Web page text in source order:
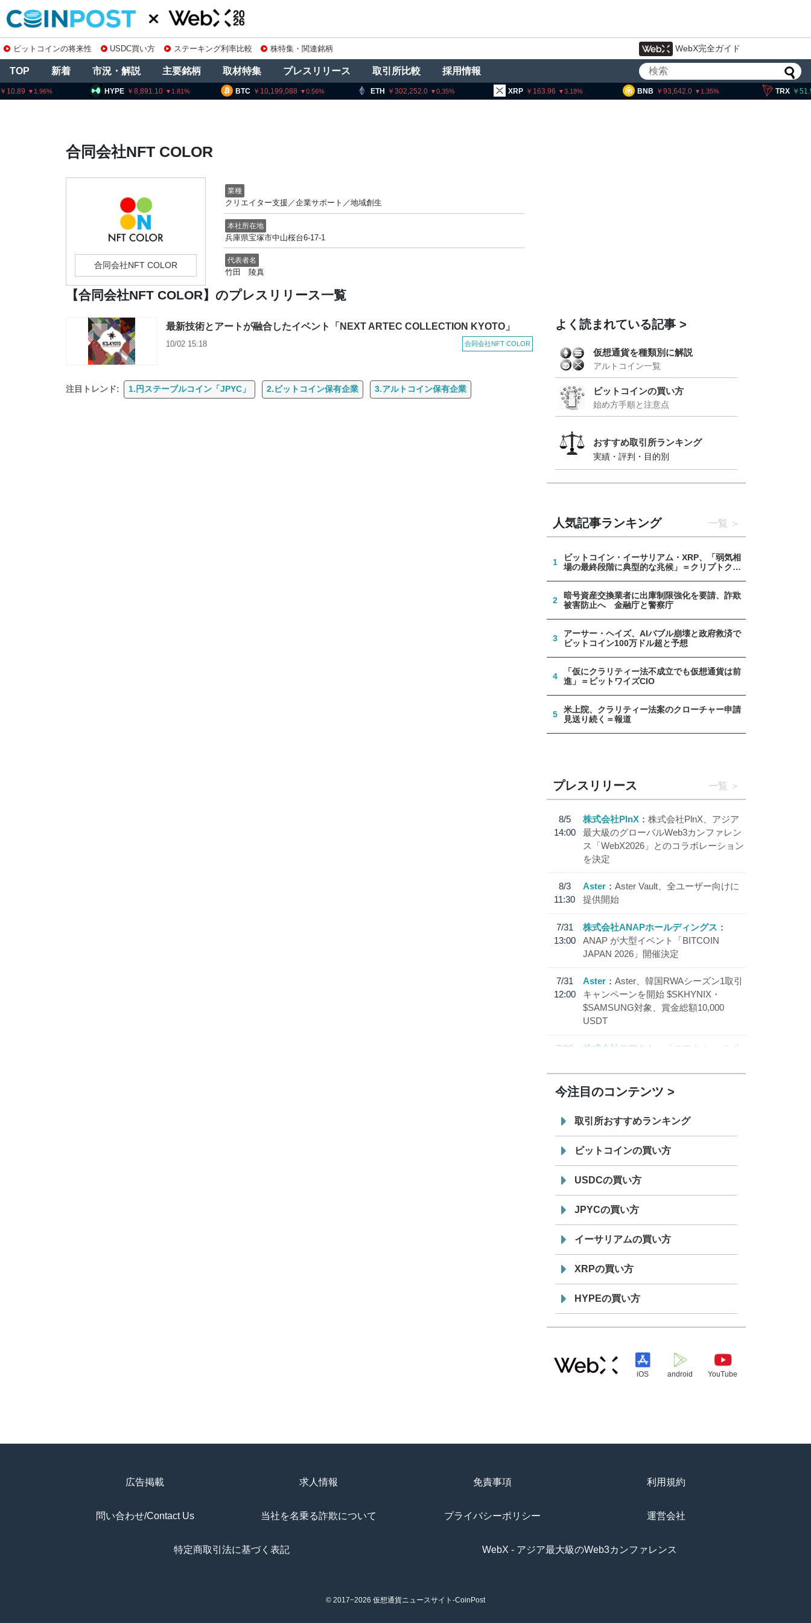
ビットコインの将来性 USDC買い方 ステーキング利率比較 株特集・関連銘柄 WebX完全ガイド
TOP 新着 市況・解説 主要銘柄 取材特集 プレスリリース 取引所比較 採用情報
BTC 10,199,088 0.56 ETH 302,252.0 0.35 XRP 163.96 3.18 BNB 93,642.0 1.35 TRX
10.89 1.96 HYPE 8,891.10 1.81
合同会社NFT COLOR
合同会社NFT COLOR
業種
クリエイター支援／企業サポート／地域創生
本社所在地
兵庫県宝塚市中山桜台6-17-1
代表者名
竹田 陵真
【合同会社NFT COLOR】のプレスリリース一覧
最新技術とアートが融合したイベント「NEXT ARTEC COLLECTION KYOTO」
合同会社NFT COLOR
10/02 15:18
注目トレンド: 1.円ステーブルコイン「JPYC」 2.ビットコイン保有企業 3.アルトコイン保有企業
よく読まれている記事
仮想通貨を種類別に解説
アルトコイン一覧
ビットコインの買い方
始め方手順と注意点
おすすめ取引所ランキング
実績・評判・目的別
人気記事ランキング 一覧
1
ビットコイン・イーサリアム・XRP、「弱気相
場の最終段階に典型的な兆候」＝クリプトクア
2
暗号資産交換業者に出庫制限強化を要請、詐欺
被害防止へ 金融庁と警察庁
3
アーサー・ヘイズ、AIバブル崩壊と政府救済で
ビットコイン100万ドル超と予想
4
「仮にクラリティー法不成立でも仮想通貨は前
進」＝ビットワイズCIO
5
米上院、クラリティー法案のクローチャー申請
見送り続く＝報道
プレスリリース 一覧
8/5
14:00
株式会社PlnX
株式会社PlnX、アジア
最大級のグローバルWeb3カンファレン
ス「WebX2026」とのコラボレーション
を決定
8/3
11:30
Aster
Aster Vault、全ユーザー向けに
提供開始
7/31
13:00
株式会社ANAPホールディングス
ANAP が大型イベント「BITCOIN
JAPAN 2026」開催決定
7/31
12:00
Aster
Aster、韓国RWAシーズン1取引
キャンペーンを開始 $SKHYNIX・
$SAMSUNG対象、賞金総額10,000
USDT
7/30
株式会社モアクト
「モアクト」 のポ
「 JPYC」を追加
19:30
てステーブルコイン「JPYSC」徹底解
説セミナーを開催
今注目のコンテンツ
取引所おすすめランキング
ビットコインの買い方
USDCの買い方
JPYCの買い方
イーサリアムの買い方
XRPの買い方
HYPEの買い方
iOS android YouTube
広告掲載 求人情報 免責事項 利用規約
問い合わせ/Contact Us 当社を名乗る詐欺について プライバシーポリシー 運営会社
特定商取引法に基づく表記 WebX - アジア最大級のWeb3カンファレンス
© 2017−2026 仮想通貨ニュースサイト-CoinPost